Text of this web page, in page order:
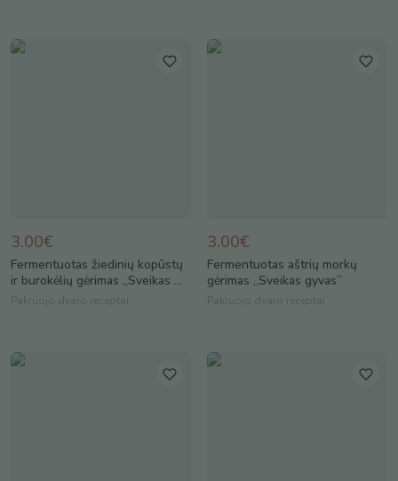
3.00€
Fermentuotas žiedinių kopūstų
ir burokėlių gėrimas „Sveikas ...
Pakruojo dvaro receptai
3.00€
Fermentuotas aštrių morkų
gėrimas „Sveikas gyvas”
Pakruojo dvaro receptai